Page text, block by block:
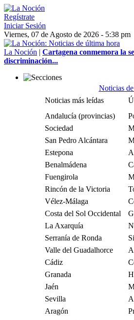
Regístrate
Iniciar Sesión
Viernes, 07 de Agosto de 2026 - 5:38 pm
La Noción | Cartagena conmemora la
discriminación...
Noticias
Noticias más leídas
Andalucía (provincias)
Sociedad
San Pedro Alcántara
Estepona
Benalmádena
Fuengirola
Rincón de la Victoria
Vélez-Málaga
Costa del Sol Occidental
La Axarquía
Serranía de Ronda
Valle del Guadalhorce
Cádiz
Granada
Jaén
Sevilla
Aragón